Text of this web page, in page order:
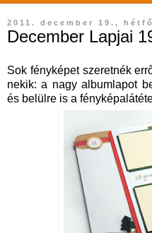
2011. december 19., hétfő
December Lapjai
Sok fényképet szeretnék
nekik: a nagy albumlapot
és belülre is a